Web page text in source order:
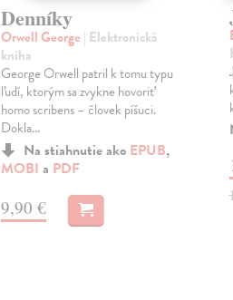
Denníky
Orwell George | Elektronická
kniha
George Orwell patril k tomu typu
ľudí, ktorým sa zvykne hovoriť
homo scribens – človek píšuci.
Dokla...
Na stiahnutie ako EPUB,
MOBI a PDF
9,90 €